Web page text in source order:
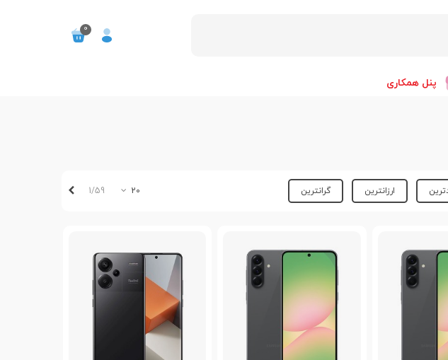
0
پنل همکاری
ارزانترین گرانترین 20
1/59